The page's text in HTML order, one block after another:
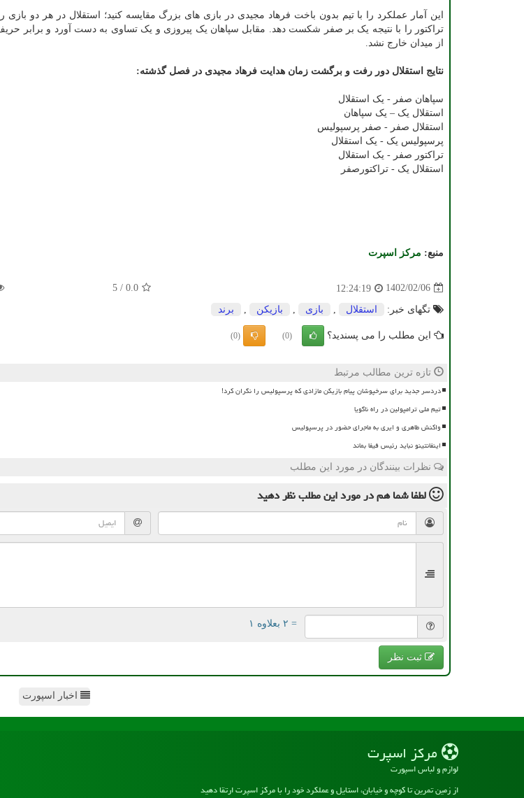
این آمار عملکرد را با تیم بدون باخت فرهاد مجیدی در بازی های بزرگ مقایسه کنید؛ استقلال در هر دو
تراکتور را با نتیجه یک بر صفر شکست دهد. مقابل سپاهان یک پیروزی و یک تساوی به دست آورد و برابر
از میدان خارج نشد.
نتایج استقلال دور رفت و برگشت زمان هدایت فرهاد مجیدی در فصل گذشته:
سپاهان صفر - یک استقلال
استقلال یک – یک سپاهان
استقلال صفر - صفر پرسپولیس
پرسپولیس یک - یک استقلال
تراکتور صفر - یک استقلال
استقلال یک - تراکتورصفر
منبع: مركز اسپرت
1402/02/06
12:24:19
0.0
/
5
تگهای خبر: استقلال بازی بازیكن برند
این مطلب را می پسندید؟ (0)
(0)
تازه ترین مطالب مرتبط
دردسر جدید برای سرخپوشان پیام بازیکن مازادی که پرسپولیس را نگران کرد!
تیم ملی ترامپولین در راه ناگویا
واکنش طاهری و ایری به ماجرای حضور در پرسپولیس
اینفانتینو نباید رئیس فیفا بماند
نظرات بینندگان در مورد این مطلب
لطفا شما همدر مورد این مطلبنظر دهید
= ۲ بعلاوه ۱
ثبت نظر
اخبار اسپورت
مركز اسپرت
لوازم و لباس اسپورت
از زمین تمرین تا کوچه و خیابان، استایل و عملکرد خود را با مرکز اسپرت ارتقا دهید